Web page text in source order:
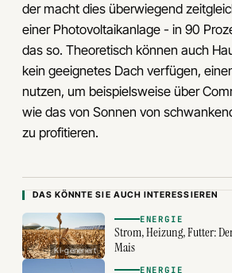
der macht dies überwiegend
einer Photovoltaikanlage - in 90
das so. Theoretisch können auch
kein geeignetes Dach verfügen,
nutzen, um beispielsweise über
wie das von Sonnen von
zu profitieren.
DAS KÖNNTE SIE AUCH INTERESSIEREN
KI-generiert
ENERGIE
Strom, Heizung, Futter:
Mais
ENERGIE